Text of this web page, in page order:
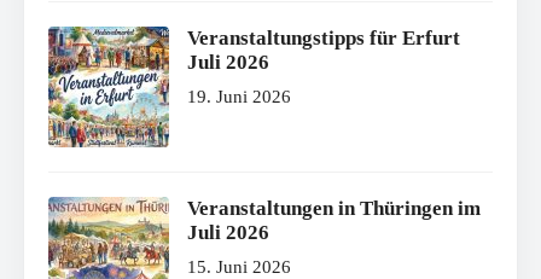
Veranstaltungstipps für Erfurt
Juli 2026
19. Juni 2026
Veranstaltungen in Thüringen im
Juli 2026
15. Juni 2026